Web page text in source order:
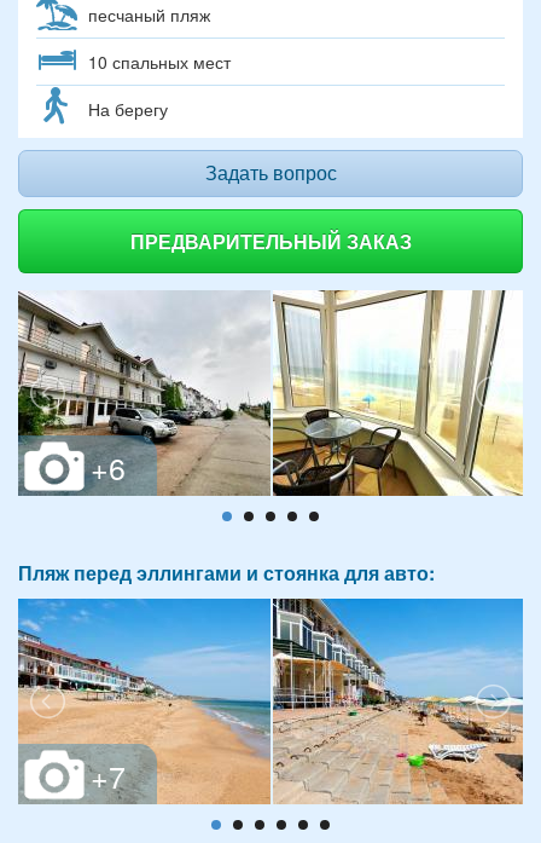
песчаный пляж
10 спальных мест
На берегу
Задать вопрос
ПРЕДВАРИТЕЛЬНЫЙ ЗАКАЗ
Пляж перед эллингами и стоянка для авто: